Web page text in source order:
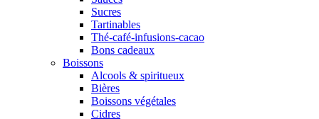
Sucres
Tartinables
Thé-café-infusions-cacao
Bons cadeaux
Boissons
Alcools & spiritueux
Bières
Boissons végétales
Cidres